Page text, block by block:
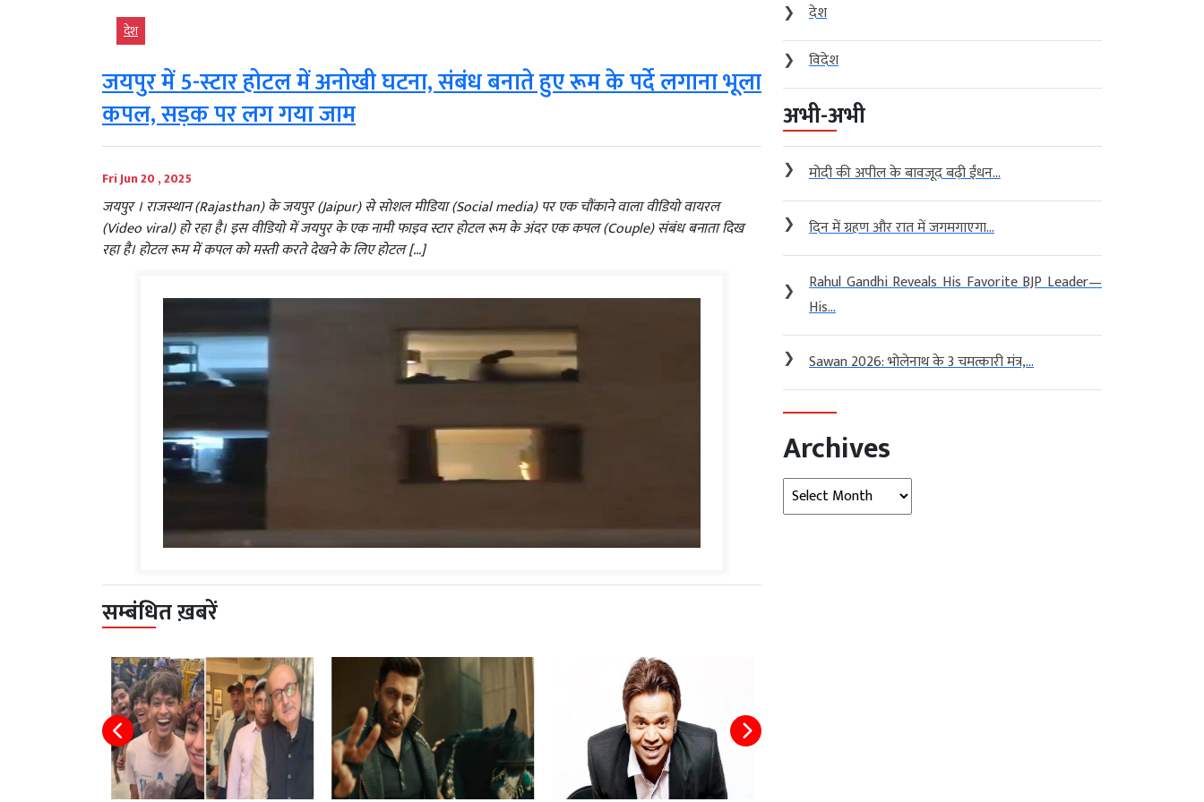
देश
जयपुर में 5-स्टार होटल में अनोखी घटना, संबंध बनाते हुए रूम के पर्दे लगाना भूला
कपल, सड़क पर लग गया जाम
Fri Jun 20 , 2025
जयपुर । राजस्थान (Rajasthan) के जयपुर (Jaipur) से सोशल मीडिया (Social media) पर एक चौंकाने वाला वीडियो वायरल
(Video viral) हो रहा है। इस वीडियो में जयपुर के एक नामी फाइव स्टार होटल रूम के अंदर एक कपल (Couple) संबंध बनाता दिख
रहा है। होटल रूम में कपल को मस्ती करते देखने के लिए होटल […]
सम्बंधित ख़बरें
❯
देश
❯
विदेश
अभी-अभी
❯ मोदी की अपील के बावजूद बढ़ी ईंधन...
❯ दिन में ग्रहण और रात में जगमगाएगा...
❯
Rahul Gandhi Reveals His Favorite BJP Leader—
His...
❯ Sawan 2026: भोलेनाथ के 3 चमत्कारी मंत्र,...
Archives
Archives